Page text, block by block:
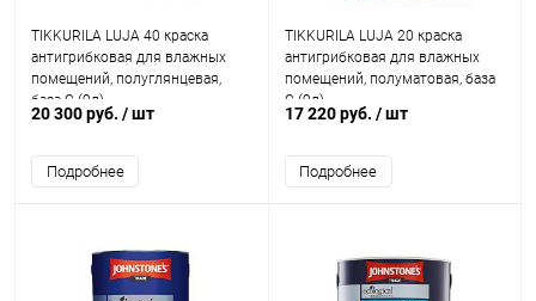
TIKKURILA LUJA 40 краска
антигрибковая для влажных
помещений, полуглянцевая,
база C (9л)
20 300 руб. / шт
Подробнее
TIKKURILA LUJA 20 краска
антигрибковая для влажных
помещений, полуматовая, база
C (9л)
17 220 руб. / шт
Подробнее